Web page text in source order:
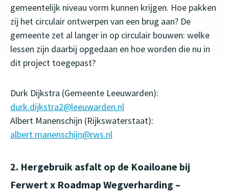
gemeentelijk niveau vorm kunnen krijgen. Hoe pakken
zij het circulair ontwerpen van een brug aan? De
gemeente zet al langer in op circulair bouwen: welke
lessen zijn daarbij opgedaan en hoe worden die nu in
dit project toegepast?
Durk Dijkstra (Gemeente Leeuwarden):
durk.dijkstra2@leeuwarden.nl
Albert Manenschijn (Rijkswaterstaat):
albert.manenschijn@rws.nl
2. Hergebruik asfalt op de Koailoane bij
Ferwert x Roadmap Wegverharding –